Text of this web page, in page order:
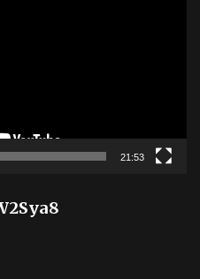
21:53